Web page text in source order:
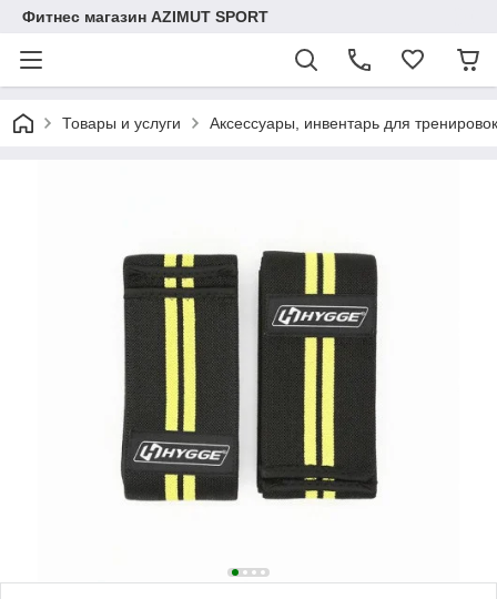
Фитнес магазин AZIMUT SPORT
Товары и услуги Аксессуары, инвентарь для тренировок